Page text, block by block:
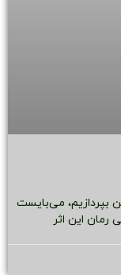
بپردازیم، می‌بایست
این اثر